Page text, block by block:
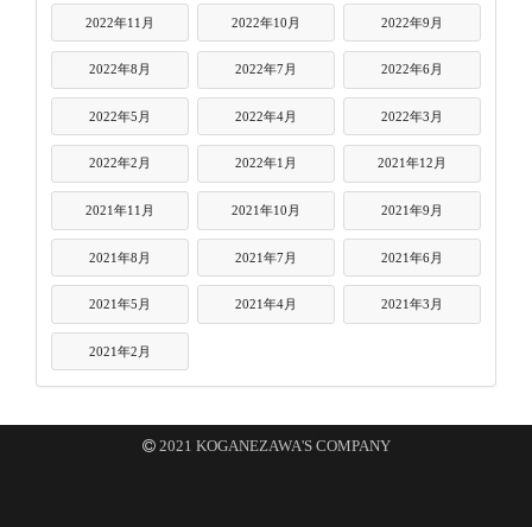
2022年11月 2022年10月 2022年9月
2022年8月 2022年7月 2022年6月
2022年5月 2022年4月 2022年3月
2022年2月 2022年1月 2021年12月
2021年11月 2021年10月 2021年9月
2021年8月 2021年7月 2021年6月
2021年5月 2021年4月 2021年3月
2021年2月
2021 KOGANEZAWA'S COMPANY